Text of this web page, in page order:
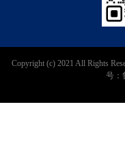
Copyright (c) 2021 All Rights
号：